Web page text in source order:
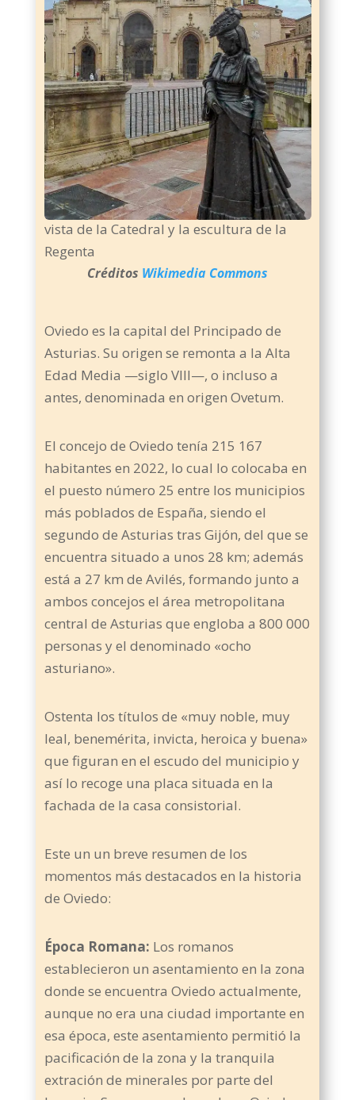
vista de la Catedral y la escultura de la
Regenta
Créditos Wikimedia Commons
Oviedo es la capital del Principado de
Asturias. Su origen se remonta a la Alta
Edad Media —siglo VIII—, o incluso a
antes, denominada en origen Ovetum.
El concejo de Oviedo tenía 215 167
habitantes en 2022, lo cual lo colocaba en
el puesto número 25 entre los municipios
más poblados de España, siendo el
segundo de Asturias tras Gijón, del que se
encuentra situado a unos 28 km; además
está a 27 km de Avilés, formando junto a
ambos concejos el área metropolitana
central de Asturias que engloba a 800 000
personas y el denominado «ocho
asturiano».
Ostenta los títulos de «muy noble, muy
leal, benemérita, invicta, heroica y buena»
que figuran en el escudo del municipio y
así lo recoge una placa situada en la
fachada de la casa consistorial.
Este un un breve resumen de los
momentos más destacados en la historia
de Oviedo:
Época Romana: Los romanos
establecieron un asentamiento en la zona
donde se encuentra Oviedo actualmente,
aunque no era una ciudad importante en
esa época, este asentamiento permitió la
pacificación de la zona y la tranquila
extración de minerales por parte del